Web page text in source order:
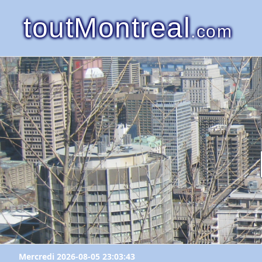
toutMontreal.com
Mercredi 2026-08-05 23:03:43